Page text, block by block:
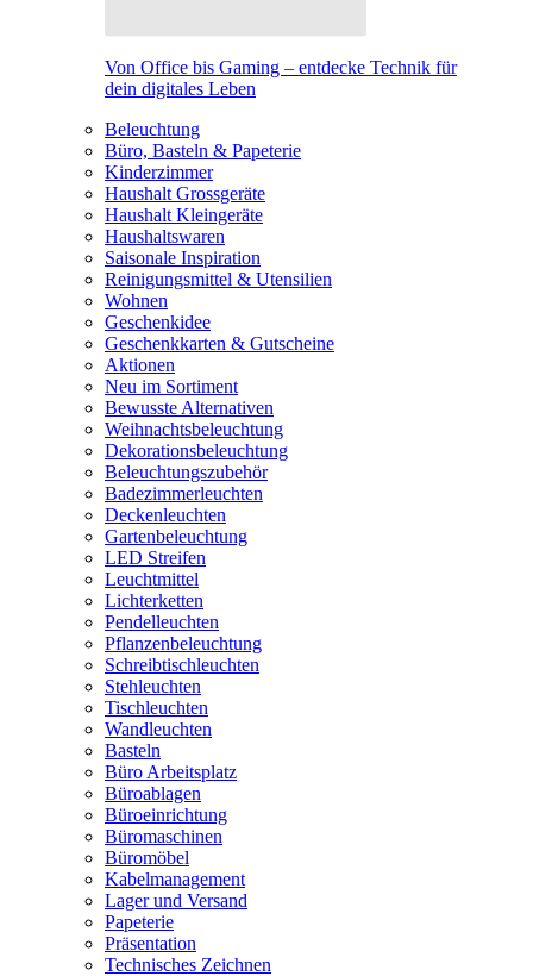
Von Office bis Gaming – entdecke Technik für
dein digitales Leben
Beleuchtung
Büro, Basteln & Papeterie
Kinderzimmer
Haushalt Grossgeräte
Haushalt Kleingeräte
Haushaltswaren
Saisonale Inspiration
Reinigungsmittel & Utensilien
Wohnen
Geschenkidee
Geschenkkarten & Gutscheine
Aktionen
Neu im Sortiment
Bewusste Alternativen
Weihnachtsbeleuchtung
Dekorationsbeleuchtung
Beleuchtungszubehör
Badezimmerleuchten
Deckenleuchten
Gartenbeleuchtung
LED Streifen
Leuchtmittel
Lichterketten
Pendelleuchten
Pflanzenbeleuchtung
Schreibtischleuchten
Stehleuchten
Tischleuchten
Wandleuchten
Basteln
Büro Arbeitsplatz
Büroablagen
Büroeinrichtung
Büromaschinen
Büromöbel
Kabelmanagement
Lager und Versand
Papeterie
Präsentation
Technisches Zeichnen